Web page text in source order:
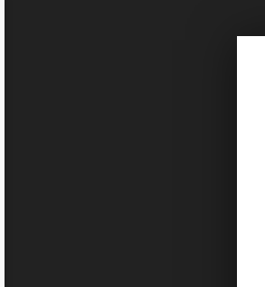
Sketchbook5, 스케
Sketchbook5, 스케
Sketchbook5, 스케
Sketchbook5, 스케